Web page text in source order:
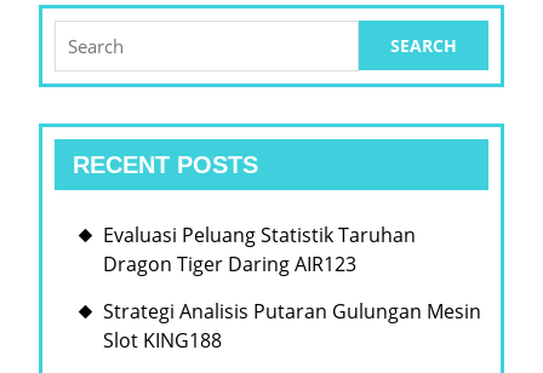
for:
RECENT POSTS
Evaluasi Peluang Statistik Taruhan
Dragon Tiger Daring AIR123
Strategi Analisis Putaran Gulungan Mesin
Slot KING188